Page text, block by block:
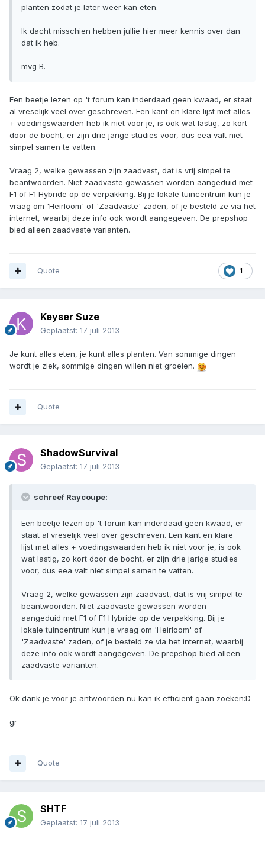
planten zodat je later weer kan eten.
Ik dacht misschien hebben jullie hier meer kennis over dan
dat ik heb.
mvg B.
Een beetje lezen op 't forum kan inderdaad geen kwaad, er staat
al vreselijk veel over geschreven. Een kant en klare lijst met alles
+ voedingswaarden heb ik niet voor je, is ook wat lastig, zo kort
door de bocht, er zijn drie jarige studies voor, dus eea valt niet
simpel samen te vatten.
Vraag 2, welke gewassen zijn zaadvast, dat is vrij simpel te
beantwoorden. Niet zaadvaste gewassen worden aangeduid met
F1 of F1 Hybride op de verpakking. Bij je lokale tuincentrum kun je
vraag om 'Heirloom' of 'Zaadvaste' zaden, of je besteld ze via het
internet, waarbij deze info ook wordt aangegeven. De prepshop
bied alleen zaadvaste varianten.
1
Quote
Keyser Suze
Geplaatst: 17 juli 2013
Je kunt alles eten, je kunt alles planten. Van sommige dingen
wordt je ziek, sommige dingen willen niet groeien.
Quote
ShadowSurvival
Geplaatst: 17 juli 2013
schreef Raycoupe:
Een beetje lezen op 't forum kan inderdaad geen kwaad, er
staat al vreselijk veel over geschreven. Een kant en klare
lijst met alles + voedingswaarden heb ik niet voor je, is ook
wat lastig, zo kort door de bocht, er zijn drie jarige studies
voor, dus eea valt niet simpel samen te vatten.
Vraag 2, welke gewassen zijn zaadvast, dat is vrij simpel te
beantwoorden. Niet zaadvaste gewassen worden
aangeduid met F1 of F1 Hybride op de verpakking. Bij je
lokale tuincentrum kun je vraag om 'Heirloom' of
'Zaadvaste' zaden, of je besteld ze via het internet, waarbij
deze info ook wordt aangegeven. De prepshop bied alleen
zaadvaste varianten.
Ok dank je voor je antwoorden nu kan ik efficiënt gaan zoeken:D
gr
Quote
SHTF
Geplaatst: 17 juli 2013